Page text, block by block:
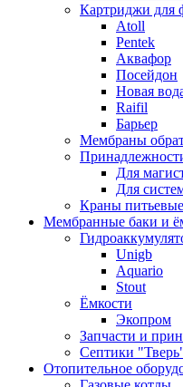
Картриджи для
Atoll
Pentek
Аквафор
Посейдон
Новая
Raifil
Барьер
Мембраны
Для
Для
Краны питьевые
Мембранные баки и
Unigb
Aquario
Stout
Ёмкости
Экопром
Запчасти и
Септики
Отопительное